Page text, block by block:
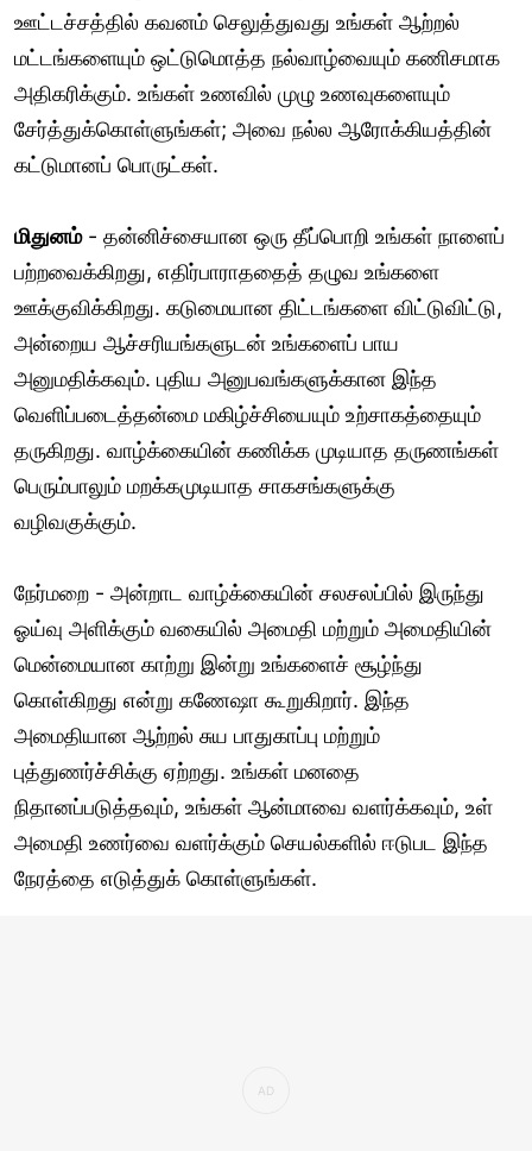
ஊட்டச்சத்தில் கவனம் செலுத்துவது உங்கள் ஆற்றல்
மட்டங்களையும் ஒட்டுமொத்த நல்வாழ்வையும் கணிசமாக
அதிகரிக்கும். உங்கள் உணவில் முழு உணவுகளையும்
சேர்த்துக்கொள்ளுங்கள்; அவை நல்ல ஆரோக்கியத்தின்
கட்டுமானப் பொருட்கள்.
மிதுனம்- தன்னிச்சையான ஒரு தீப்பொறி உங்கள் நாளைப்
பற்றவைக்கிறது, எதிர்பாராததைத் தழுவ உங்களை
ஊக்குவிக்கிறது. கடுமையான திட்டங்களை விட்டுவிட்டு,
அன்றைய ஆச்சரியங்களுடன் உங்களைப் பாய
அனுமதிக்கவும். புதிய அனுபவங்களுக்கான இந்த
வெளிப்படைத்தன்மை மகிழ்ச்சியையும் உற்சாகத்தையும்
தருகிறது. வாழ்க்கையின் கணிக்க முடியாத தருணங்கள்
பெரும்பாலும் மறக்கமுடியாத சாகசங்களுக்கு
வழிவகுக்கும்.
நேர்மறை - அன்றாட வாழ்க்கையின் சலசலப்பில் இருந்து
ஓய்வு அளிக்கும் வகையில் அமைதி மற்றும் அமைதியின்
மென்மையான காற்று இன்று உங்களைச் சூழ்ந்து
கொள்கிறது என்று கணேஷா கூறுகிறார். இந்த
அமைதியான ஆற்றல் சுய பாதுகாப்பு மற்றும்
புத்துணர்ச்சிக்கு ஏற்றது. உங்கள் மனதை
நிதானப்படுத்தவும், உங்கள் ஆன்மாவை வளர்க்கவும், உள்
அமைதி உணர்வை வளர்க்கும் செயல்களில் ஈடுபட இந்த
நேரத்தை எடுத்துக் கொள்ளுங்கள்.